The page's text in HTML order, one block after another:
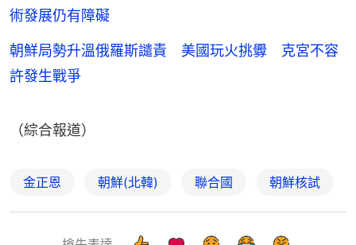
術發展仍有障礙
朝鮮局勢升溫俄羅斯譴責 美國玩火挑釁 克宮不容
許發生戰爭
（綜合報道）
金正恩 朝鮮(北韓) 聯合國 朝鮮核試